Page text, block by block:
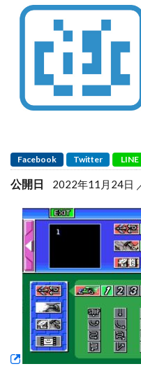
Facebook Twitter LINE
公開日 2022年11月24日